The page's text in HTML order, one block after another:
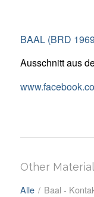
BAAL (BRD
Ausschnitt aus
Other Material
Alle / Baal -